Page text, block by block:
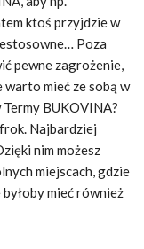
ktoś przyjdzie w
Poza
pewne zagrożenie,
warto mieć ze sobą w
BUKOVINA?
Najbardziej
nim możesz
miejscach, gdzie
mieć również